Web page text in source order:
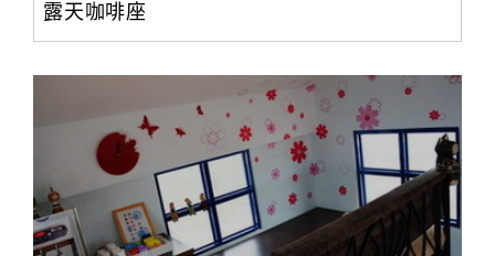
露天咖啡座